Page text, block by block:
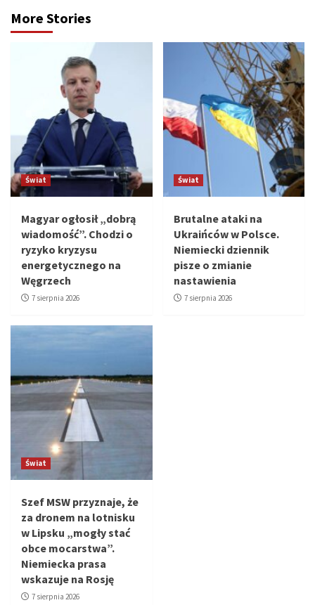
More Stories
Świat
Magyar ogłosił „dobrą
wiadomość”. Chodzi o
ryzyko kryzysu
energetycznego na
Węgrzech
7 sierpnia 2026
Świat
Brutalne ataki na
Ukraińców w Polsce.
Niemiecki dziennik
pisze o zmianie
nastawienia
7 sierpnia 2026
Świat
Szef MSW przyznaje, że
za dronem na lotnisku
w Lipsku „mogły stać
obce mocarstwa”.
Niemiecka prasa
wskazuje na Rosję
7 sierpnia 2026